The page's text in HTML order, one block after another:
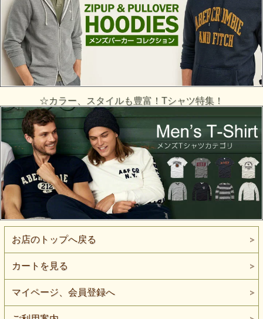
☆カラー、スタイルも豊富！Tシャツ特集！
お店のトップへ戻る
カートを見る
マイページ、会員登録へ